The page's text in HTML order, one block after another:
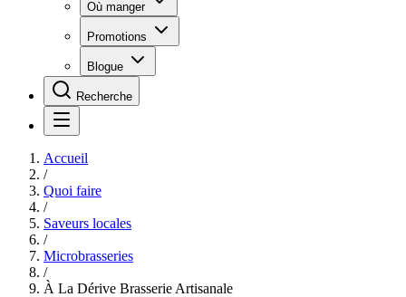
Où manger
Promotions
Blogue
Recherche
Accueil
/
Quoi faire
/
Saveurs locales
/
Microbrasseries
/
À La Dérive Brasserie Artisanale